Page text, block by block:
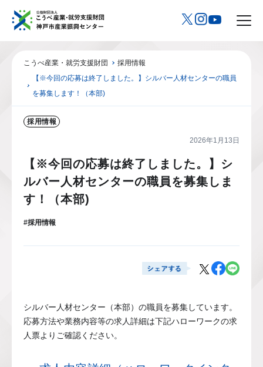
こうべ産業・就労支援財団
採用情報
【※今回の応募は終了しました。】シルバー人材センターの職員
を募集します！（本部)
採用情報
2026年1月13日
【※今回の応募は終了しました。】シ
ルバー人材センターの職員を募集しま
す！（本部)
#採用情報
シルバー人材センター（本部）の職員を募集しています。
応募方法や業務内容等の求人詳細は下記ハローワークの求
人票よりご確認ください。